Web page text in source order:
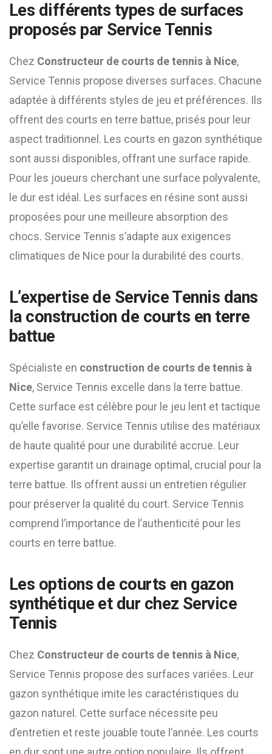
Les différents types de surfaces
proposés par Service Tennis
Chez Constructeur de courts de tennis à Nice,
Service Tennis propose diverses surfaces. Chacune
adaptée à différents styles de jeu et préférences. Ils
offrent des courts en terre battue, prisés pour leur
aspect traditionnel. Les courts en gazon synthétique
sont aussi disponibles, offrant une surface rapide.
Pour les joueurs cherchant une surface polyvalente,
le dur est idéal. Les surfaces en résine sont aussi
proposées pour une meilleure absorption des
chocs. Service Tennis s’adapte aux exigences
climatiques de Nice pour la durabilité des courts.
L’expertise de Service Tennis dans
la construction de courts en terre
battue
Spécialiste en construction de courts de tennis à
Nice, Service Tennis excelle dans la terre battue.
Cette surface est célèbre pour le jeu lent et tactique
qu’elle favorise. Service Tennis utilise des matériaux
de haute qualité pour une durabilité accrue. Leur
expertise garantit un drainage optimal, crucial pour la
terre battue. Ils offrent aussi un entretien régulier
pour préserver la qualité du court. Service Tennis
comprend l’importance de l’authenticité pour les
courts en terre battue.
Les options de courts en gazon
synthétique et dur chez Service
Tennis
Chez Constructeur de courts de tennis à Nice,
Service Tennis propose des surfaces variées. Leur
gazon synthétique imite les caractéristiques du
gazon naturel. Cette surface nécessite peu
d’entretien et reste jouable toute l’année. Les courts